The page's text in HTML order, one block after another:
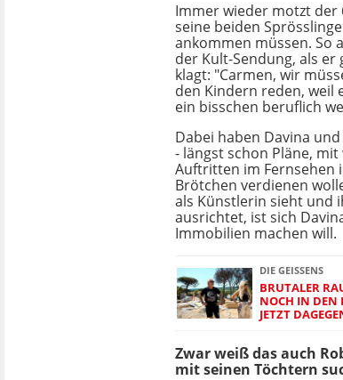
Immer wieder motzt der
seine beiden
ankommen müssen. So
der Kult-Sendung, als er
klagt: "Carmen, wir
den Kindern reden, weil
ein bisschen beruflich
Dabei haben Davina
- längst schon Pläne,
Auftritten im Fernsehen
Brötchen verdienen
als Künstlerin sieht und
ausrichtet, ist sich
Immobilien machen will.
DIE GEISSENS
BRUTALER
NOCH IN DEN
JETZT
Zwar weiß das auch
mit seinen Töchtern